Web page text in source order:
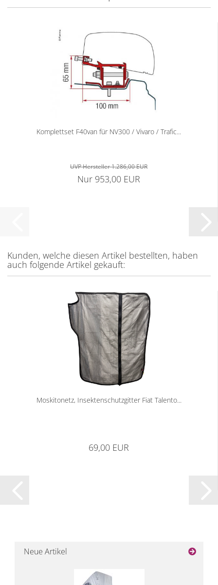
Komplettset F40van für NV300 / Vivaro / Trafic...
UVP Hersteller 1.286,00 EUR
Nur 953,00 EUR
Kunden, welche diesen Artikel bestellten, haben
auch folgende Artikel gekauft:
Moskitonetz, Insektenschutzgitter Fiat Talento...
69,00 EUR
Neue Artikel